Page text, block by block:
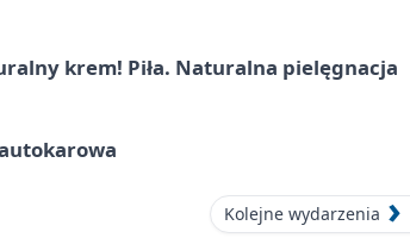
krem! Piła. Naturalna pielęgnacja
Kolejne wydarzenia